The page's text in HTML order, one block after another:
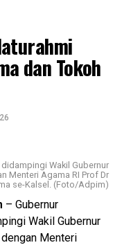
0
rangkaian
Indonesia Provinsi
2026 dengan tema
Growth Potential for
Muhidin juga
penyematan pin oleh
Kepala Perwakilan
Munandar.
Hj. Fathul
dan Tokoh
Wakil Gubernur
Menteri Agama RI Prof Dr
se-Kalsel. (Foto/Adpim)
– Gubernur
Wakil Gubernur
Menteri